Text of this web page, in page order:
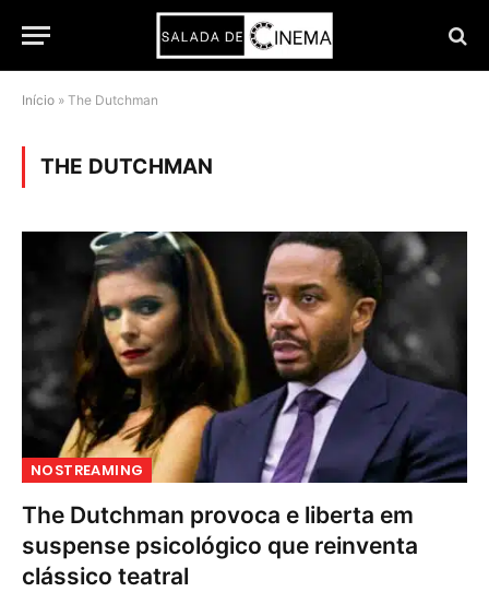
Início » The Dutchman
THE DUTCHMAN
NOSTREAMING
The Dutchman provoca e liberta em
suspense psicológico que reinventa
clássico teatral